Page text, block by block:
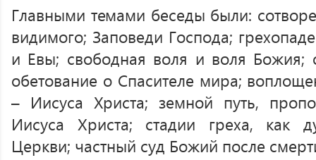
Главными темами беседы были:
видимого; Заповеди Господа;
и Евы; свободная воля и воля Божия;
обетование о Спасителе мира;
– Иисуса Христа; земной путь,
Иисуса Христа; стадии греха, как
Церкви; частный суд Божий после